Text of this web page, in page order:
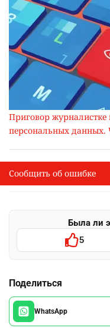
Приговор журналистке
персональных данных.
I
Сообщить об опечатке
Выделите фрагмент и
Была ли
5
Поделиться
WhatsApp
Сообщить об ошибке